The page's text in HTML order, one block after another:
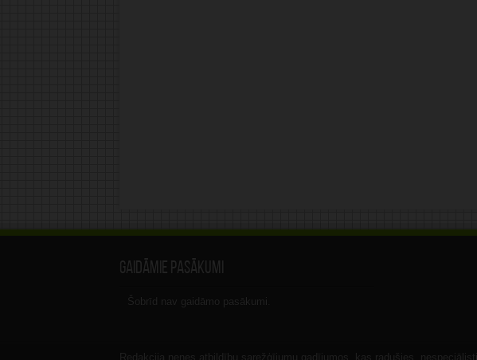
Gaidāmie pasākumi
Šobrīd nav gaidāmo pasākumi.
Redakcija nenes atbildību sarežģījumu gadījumos, kas radušies,